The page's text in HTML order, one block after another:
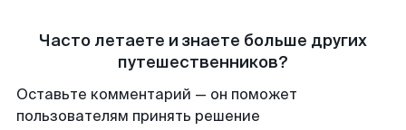
Часто летаете и знаете больше других
путешественников?
Оставьте комментарий — он поможет
пользователям принять решение